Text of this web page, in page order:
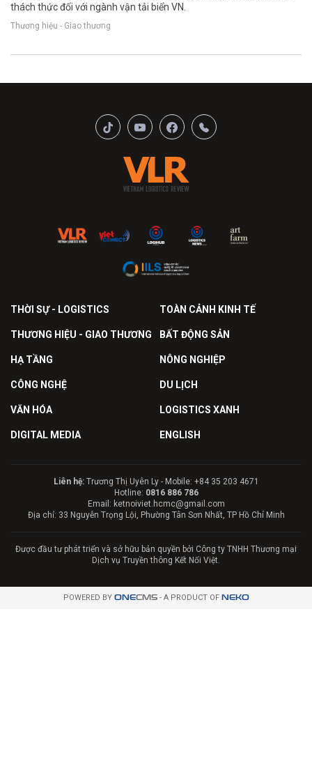
thách thức đối với ngành vận tải biển VN.
Thương hiệu - Giao thương
THỜI SỰ - LOGISTICS TOÀN CẢNH KINH TẾ
THƯƠNG HIỆU - GIAO THƯƠNG BẤT ĐỘNG SẢN
HẠ TẦNG NÔNG NGHIỆP
CÔNG NGHỆ DU LỊCH
VĂN HÓA LOGISTICS XANH
DIGITAL MEDIA ENGLISH
Liên hệ:Trương Thị Uyên Ly - Mobile: +84 35 203 4671
Hotline: 0816 886 786
Email: ketnoiviet.hcmc@gmail.com
Địa chỉ: 33 Nguyễn Trọng Lội, Phường Tân Sơn Nhất, TP Hồ Chí Minh
Được đầu tư phát triển và sở hữu bản quyền bởi Công ty TNHH Thương mại
Dịch vụ Truyền thông Kết Nối Việt.
POWERED BY ONECMS- A PRODUCT OF NEKO